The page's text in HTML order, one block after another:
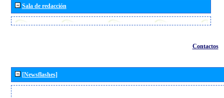
Sala de redacción
Contactos
[Newsflashes]